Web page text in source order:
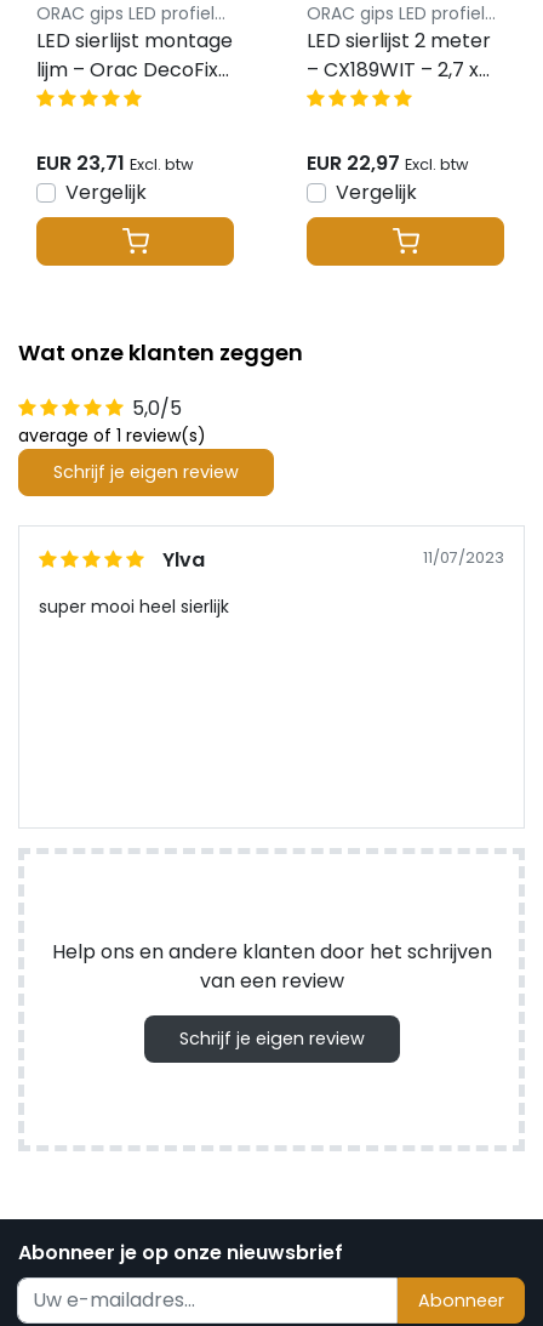
ORAC gips LED profielen
LED sierlijst montage
lijm – Orac DecoFix
Hydro Power lijm
EUR 23,71 Excl. btw
Vergelijk
ORAC gips LED profielen
LED sierlijst 2 meter
– CX189WIT – 2,7 x
2,7 CM
EUR 22,97 Excl. btw
Vergelijk
Wat onze klanten zeggen
5,0/5
average of 1 review(s)
Schrijf je eigen review
Ylva 11/07/2023
super mooi heel sierlijk
Help ons en andere klanten door het schrijven
van een review
Schrijf je eigen review
Abonneer je op onze nieuwsbrief
Abonneer